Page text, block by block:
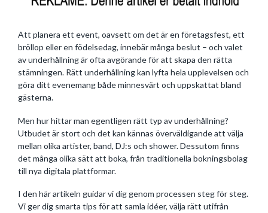
Att planera ett event, oavsett om det är en företagsfest, ett
bröllop eller en födelsedag, innebär många beslut – och valet
av underhållning är ofta avgörande för att skapa den rätta
stämningen. Rätt underhållning kan lyfta hela upplevelsen och
göra ditt evenemang både minnesvärt och uppskattat bland
gästerna.
Men hur hittar man egentligen rätt typ av underhållning?
Utbudet är stort och det kan kännas överväldigande att välja
mellan olika artister, band, DJ:s och shower. Dessutom finns
det många olika sätt att boka, från traditionella bokningsbolag
till nya digitala plattformar.
I den här artikeln guidar vi dig genom processen steg för steg.
Vi ger dig smarta tips för att samla idéer, välja rätt utifrån